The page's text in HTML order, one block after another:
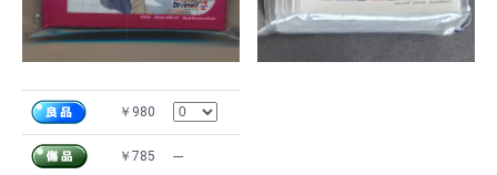
￥980
￥785 ---